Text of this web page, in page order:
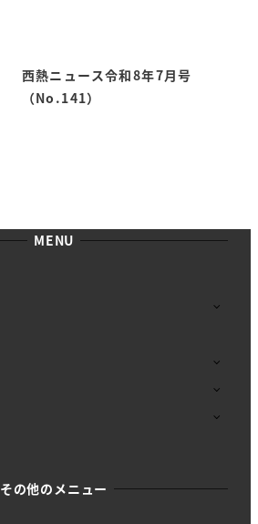
西熱ニュース令和8年7月号
（No.141）
MENU
その他のメニュー